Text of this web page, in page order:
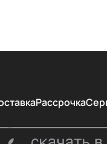
Рассрочка